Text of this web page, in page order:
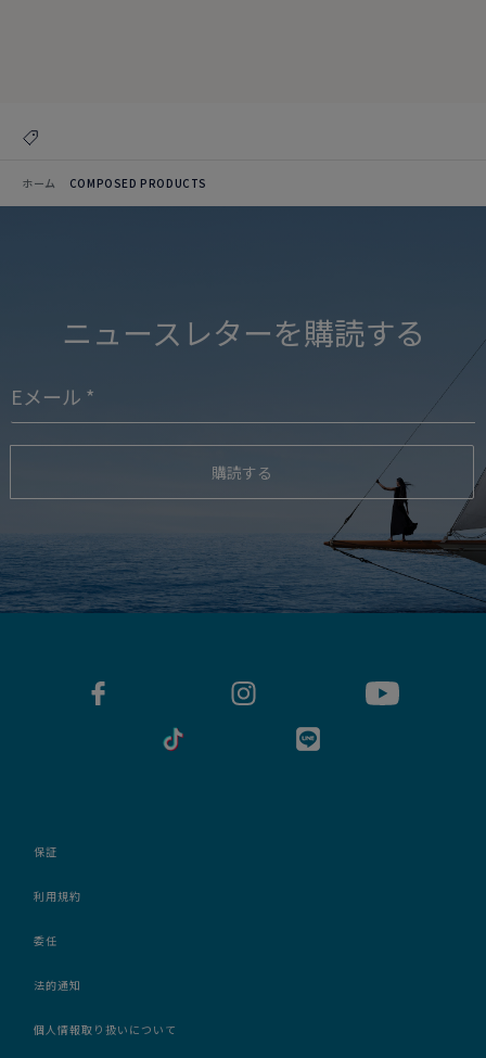
ホーム COMPOSED PRODUCTS
ニュースレターを購読する
購読する
保証
利用規約
委任
法的通知
個人情報取り扱いについて